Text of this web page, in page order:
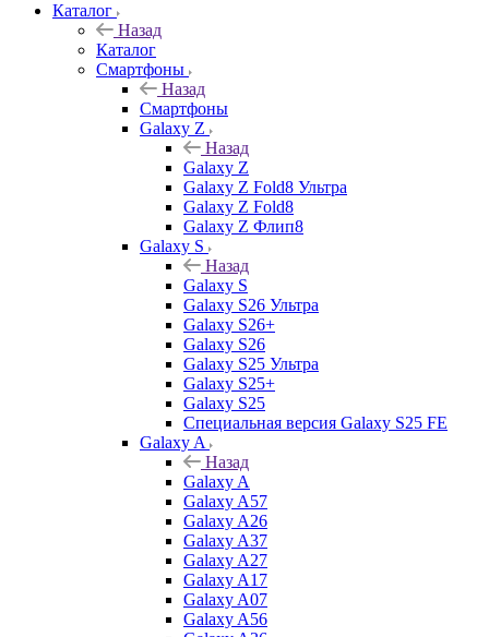
Каталог
Назад
Каталог
Смартфоны
Назад
Смартфоны
Galaxy Z
Назад
Galaxy Z
Galaxy Z Fold8 Ультра
Galaxy Z Fold8
Galaxy Z Флип8
Galaxy S
Назад
Galaxy S
Galaxy S26 Ультра
Galaxy S26+
Galaxy S26
Galaxy S25 Ультра
Galaxy S25+
Galaxy S25
Специальная версия Galaxy S25 FE
Galaxy A
Назад
Galaxy A
Galaxy A57
Galaxy A26
Galaxy A37
Galaxy A27
Galaxy A17
Galaxy A07
Galaxy A56